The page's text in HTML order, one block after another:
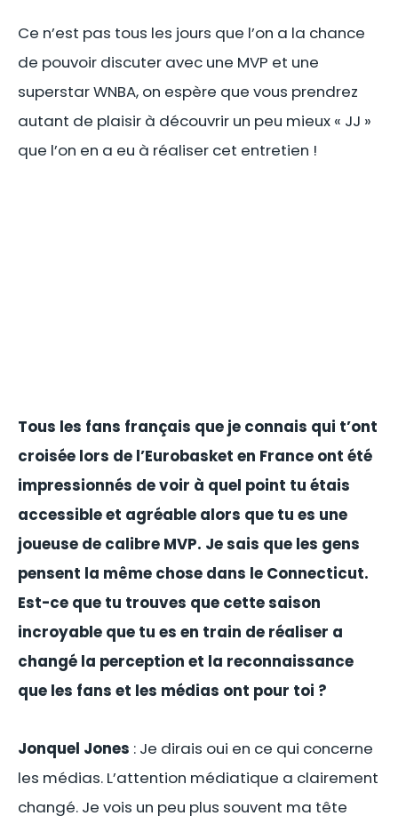
Ce n’est pas tous les jours que l’on a la chance
de pouvoir discuter avec une MVP et une
superstar WNBA, on espère que vous prendrez
autant de plaisir à découvrir un peu mieux « JJ »
que l’on en a eu à réaliser cet entretien !
Tous les fans français que je connais qui t’ont
croisée lors de l’Eurobasket en France ont été
impressionnés de voir à quel point tu étais
accessible et agréable alors que tu es une
joueuse de calibre MVP. Je sais que les gens
pensent la même chose dans le Connecticut.
Est-ce que tu trouves que cette saison
incroyable que tu es en train de réaliser a
changé la perception et la reconnaissance
que les fans et les médias ont pour toi ?
Jonquel Jones : Je dirais oui en ce qui concerne
les médias. L’attention médiatique a clairement
changé. Je vois un peu plus souvent ma tête